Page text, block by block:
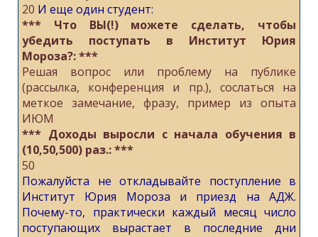
20 И еще один студент:
*** Что ВЫ(!) можете сделать, чтобы
убедить поступать в Институт Юрия
Мороза?: ***
Решая вопрос или проблему на публике
(рассылка, конференция и пр.), сослаться на
меткое замечание, фразу, пример из опыта
ИЮМ
*** Доходы выросли с начала обучения в
(10,50,500) раз.: ***
50
Пожалуйста не откладывайте поступление в
Институт Юрия Мороза и приезд на АДЖ.
Почему-то, практически каждый месяц число
поступающих вырастает в последние дни